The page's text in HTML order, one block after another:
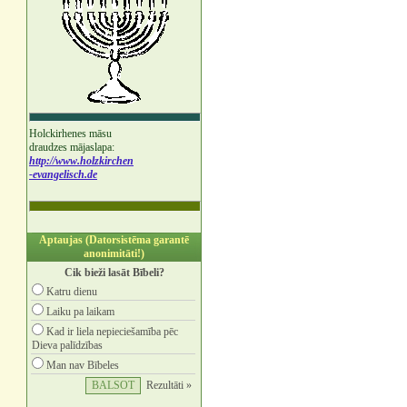
Holckirhenes māsu
draudzes mājaslapa:
http://www.holzkirchen
-evangelisch.de
Aptaujas (Datorsistēma garantē
anonimitāti!)
Cik bieži lasāt Bībeli?
Katru dienu
Laiku pa laikam
Kad ir liela nepieciešamība pēc
Dieva palīdzības
Man nav Bībeles
Rezultāti »